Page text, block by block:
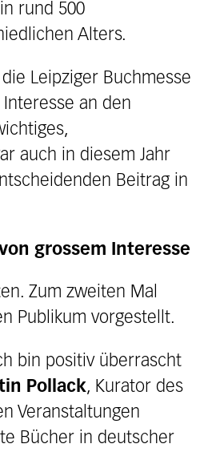
rund 500
Alters.
Leipziger Buchmesse
an den
auch in diesem Jahr
Beitrag in
grossem Interesse
Zum zweiten Mal
Publikum vorgestellt.
bin positiv überrascht
Pollack, Kurator des
Veranstaltungen
Bücher in deutscher